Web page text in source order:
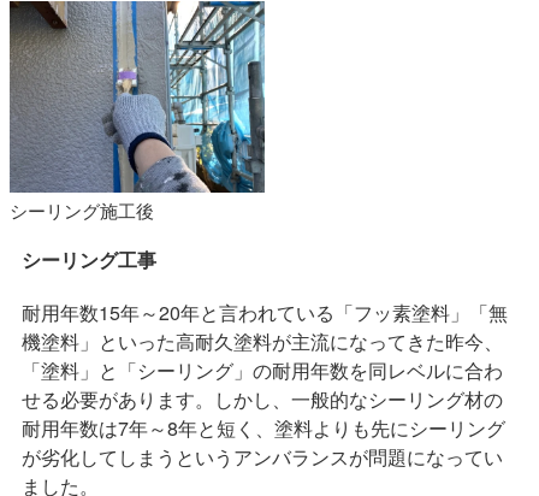
シーリング施工後
シーリング工事
耐用年数15年～20年と言われている「フッ素塗料」「無
機塗料」といった高耐久塗料が主流になってきた昨今、
「塗料」と「シーリング」の耐用年数を同レベルに合わ
せる必要があります。しかし、一般的なシーリング材の
耐用年数は7年～8年と短く、塗料よりも先にシーリング
が劣化してしまうというアンバランスが問題になってい
ました。